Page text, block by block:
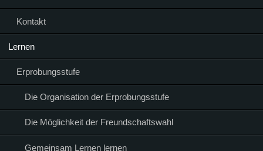
Kontakt
Lernen
Erprobungsstufe
Die Organisation der Erprobungsstufe
Die Möglichkeit der Freundschaftswahl
Gemeinsam Lernen lernen